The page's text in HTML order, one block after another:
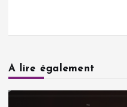
A lire également